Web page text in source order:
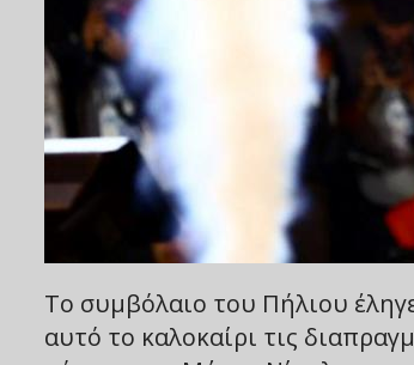
Το συμβόλαιο του Πήλιου
αυτό το καλοκαίρι τις